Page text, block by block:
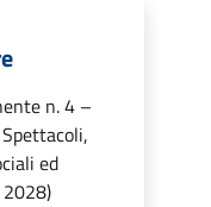
n. 4 –
ed